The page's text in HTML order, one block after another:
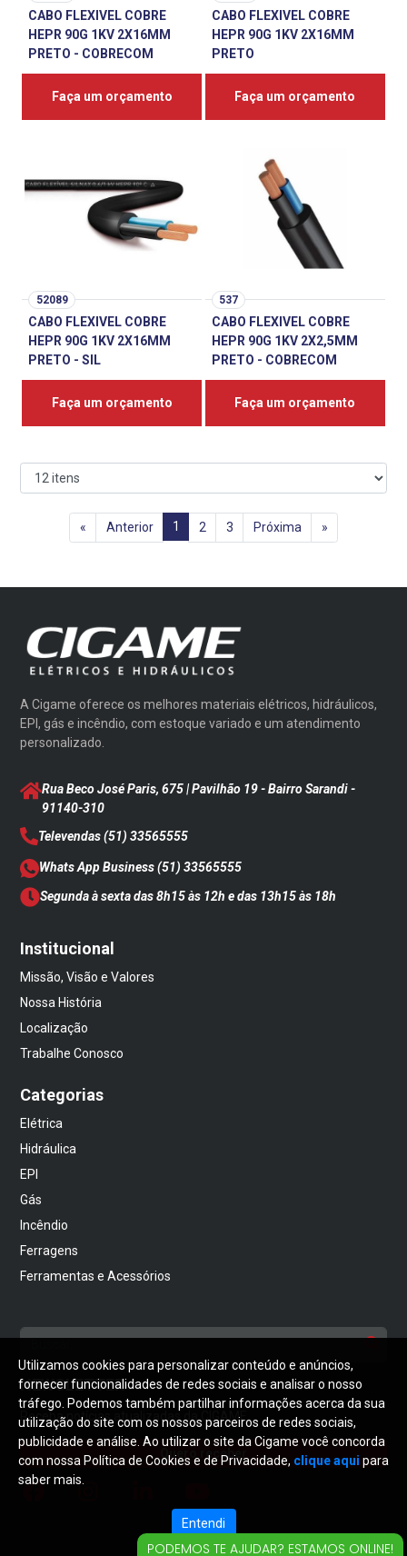
CABO FLEXIVEL COBRE
HEPR 90G 1KV 2X16MM
PRETO - COBRECOM
Faça um orçamento
CABO FLEXIVEL COBRE
HEPR 90G 1KV 2X16MM
PRETO
Faça um orçamento
52089
CABO FLEXIVEL COBRE
HEPR 90G 1KV 2X16MM
PRETO - SIL
Faça um orçamento
537
CABO FLEXIVEL COBRE
HEPR 90G 1KV 2X2,5MM
PRETO - COBRECOM
Faça um orçamento
« Anterior 1 2 3 Próxima »
A Cigame oferece os melhores materiais elétricos, hidráulicos,
EPI, gás e incêndio, com estoque variado e um atendimento
personalizado.
Rua Beco José Paris, 675 | Pavilhão 19 - Bairro Sarandi-
91140-310
Televendas(51) 33565555
Whats App Business(51) 33565555
Segunda à sexta das 8h15 às 12h e das 13h15 às 18h
Institucional
Missão, Visão e Valores
Nossa História
Localização
Trabalhe Conosco
Categorias
Elétrica
Hidráulica
EPI
Gás
Incêndio
Ferragens
Ferramentas e Acessórios
NEWSLETTER
Receba notícias atualizadas da CIGAME
Quero receber
Utilizamos cookies para personalizar conteúdo e anúncios,
fornecer funcionalidades de redes sociais e analisar o nosso
tráfego. Podemos também partilhar informações acerca da sua
utilização do site com os nossos parceiros de redes sociais,
publicidade e análise. Ao utilizar o site da Cigame você concorda
com nossa Política de Cookies e de Privacidade, clique aqui para
saber mais.
Entendi
PODEMOS TE AJUDAR? ESTAMOS ONLINE!